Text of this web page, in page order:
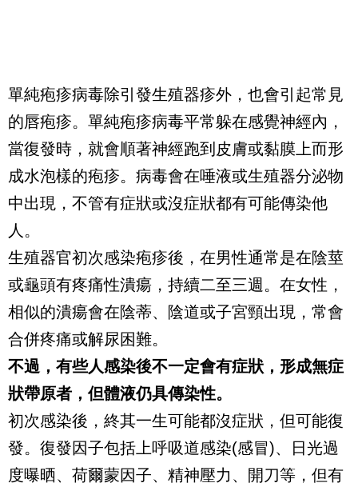
單純疱疹病毒除引發生殖器疹外，也會引起常見
的唇疱疹。單純疱疹病毒平常躲在感覺神經內，
當復發時，就會順著神經跑到皮膚或黏膜上而形
成水泡樣的疱疹。病毒會在唾液或生殖器分泌物
中出現，不管有症狀或沒症狀都有可能傳染他
人。
生殖器官初次感染疱疹後，在男性通常是在陰莖
或龜頭有疼痛性潰瘍，持續二至三週。在女性，
相似的潰瘍會在陰蒂、陰道或子宮頸出現，常會
合併疼痛或解尿困難。
不過，有些人感染後不一定會有症狀，形成無症
狀帶原者，但體液仍具傳染性。
初次感染後，終其一生可能都沒症狀，但可能復
發。復發因子包括上呼吸道感染(感冒)、日光過
度曝晒、荷爾蒙因子、精神壓力、開刀等，但有